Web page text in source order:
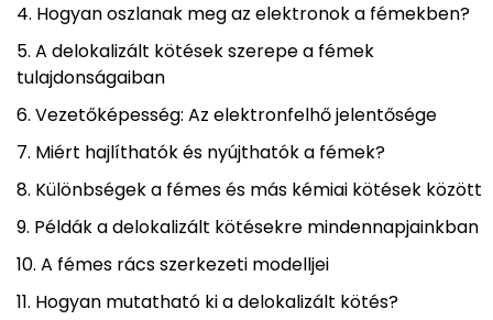
Hogyan oszlanak meg az elektronok a fémekben?
A delokalizált kötések szerepe a fémek
tulajdonságaiban
Vezetőképesség: Az elektronfelhő jelentősége
Miért hajlíthatók és nyújthatók a fémek?
Különbségek a fémes és más kémiai kötések között
Példák a delokalizált kötésekre mindennapjainkban
A fémes rács szerkezeti modelljei
Hogyan mutatható ki a delokalizált kötés?